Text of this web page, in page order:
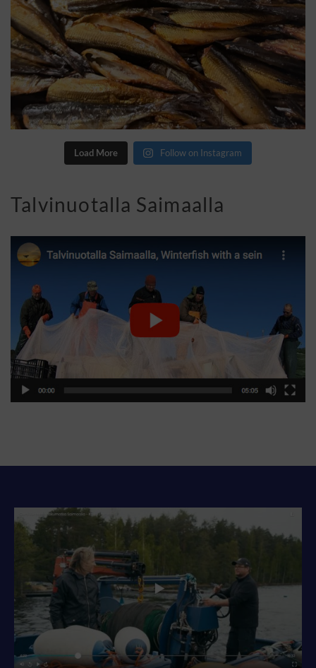
Load More Follow on Instagram
Talvinuotalla Saimaalla